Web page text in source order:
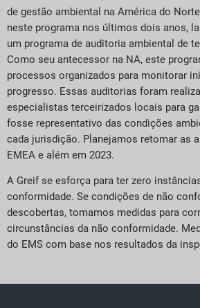
de gestão ambiental na América do
neste programa nos últimos dois anos,
um programa de auditoria ambiental de
Como seu antecessor na NA, este
processos organizados para monitorar
progresso. Essas auditorias foram
especialistas terceirizados locais para
fosse representativo das condições
cada jurisdição. Planejamos retomar as
EMEA e além em 2023.
A Greif se esforça para ter zero
conformidade. Se condições de não
descobertas, tomamos medidas para
circunstâncias da não conformidade.
do EMS com base nos resultados da